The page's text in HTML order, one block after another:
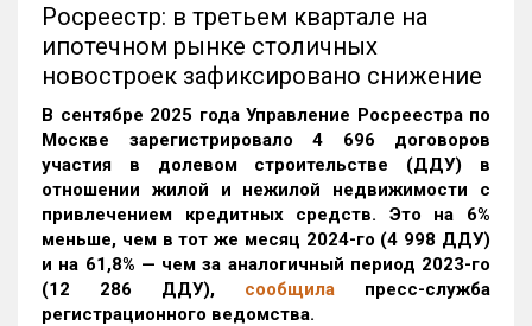
Росреестр: в третьем квартале на
ипотечном рынке столичных
новостроек зафиксировано снижение
В сентябре 2025 года Управление Росреестра по
Москве зарегистрировало 4 696 договоров
участия в долевом строительстве (ДДУ) в
отношении жилой и нежилой недвижимости с
привлечением кредитных средств. Это на 6%
меньше, чем в тот же месяц 2024-го (4 998 ДДУ)
и на 61,8% — чем за аналогичный период 2023-го
(12 286 ДДУ), сообщила пресс-служба
регистрационного ведомства.